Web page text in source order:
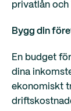
privatlån
Bygg din
En budget
dina
ekonomiskt